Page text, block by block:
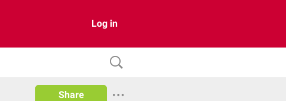
Log in
Share